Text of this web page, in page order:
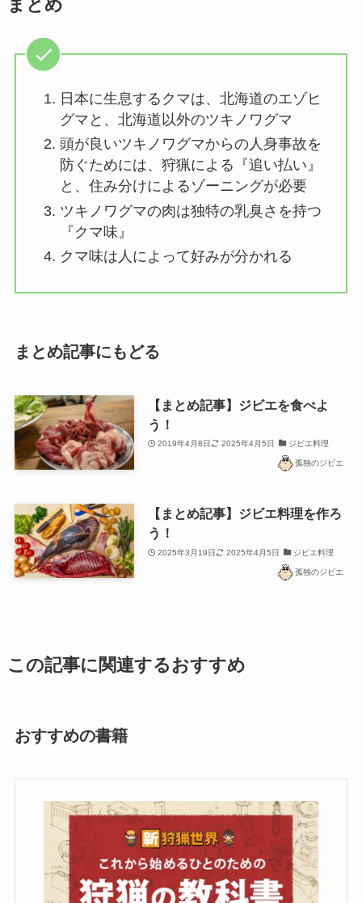
まとめ
日本に生息するクマは、北海道のエゾヒ
グマと、北海道以外のツキノワグマ
頭が良いツキノワグマからの人身事故を
防ぐためには、狩猟による『追い払い』
と、住み分けによるゾーニングが必要
ツキノワグマの肉は独特の乳臭さを持つ
『クマ味』
クマ味は人によって好みが分かれる
まとめ記事にもどる
【まとめ記事】ジビエを食べよ
う！
2019年4月8日 2025年4月5日 ジビエ料理
孤独のジビエ
【まとめ記事】ジビエ料理を作ろ
う！
2025年3月19日 2025年4月5日 ジビエ料理
孤独のジビエ
この記事に関連するおすすめ
おすすめの書籍